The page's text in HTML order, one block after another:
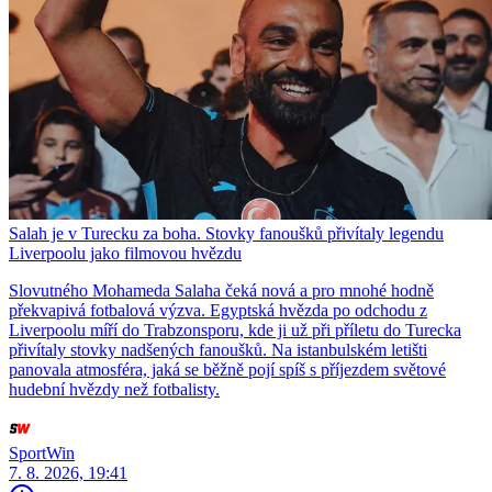
Salah je v Turecku za boha. Stovky fanoušků přivítaly legendu
Liverpoolu jako filmovou hvězdu
Slovutného Mohameda Salaha čeká nová a pro mnohé hodně
překvapivá fotbalová výzva. Egyptská hvězda po odchodu z
Liverpoolu míří do Trabzonsporu, kde ji už při příletu do Turecka
přivítaly stovky nadšených fanoušků. Na istanbulském letišti
panovala atmosféra, jaká se běžně pojí spíš s příjezdem světové
hudební hvězdy než fotbalisty.
SportWin
7. 8. 2026, 19:41